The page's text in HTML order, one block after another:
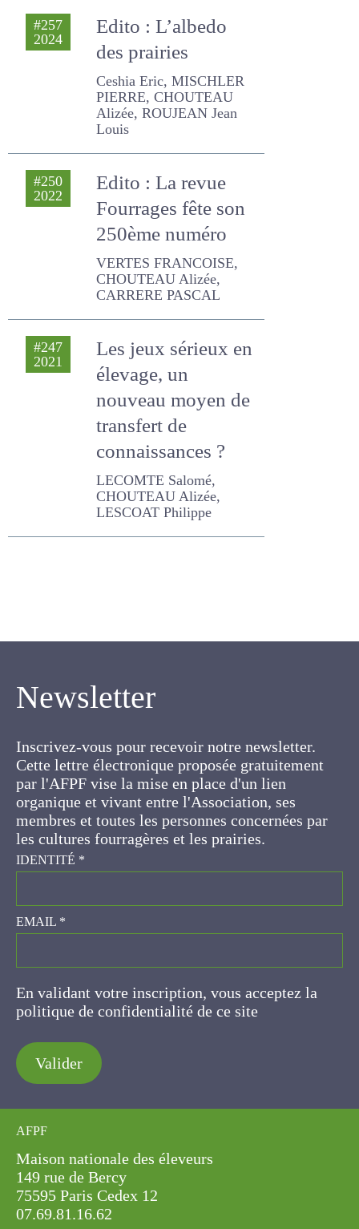
2024
prairies
Ceshia Eric, MISCHLER
PIERRE, CHOUTEAU Alizée,
ROUJEAN Jean Louis
Edito : La revue
Fourrages fête son
250ème numéro
VERTES FRANCOISE,
CHOUTEAU Alizée,
CARRERE PASCAL
Les jeux sérieux en
élevage, un
nouveau moyen de
transfert de
connaissances ?
LECOMTE Salomé,
CHOUTEAU Alizée,
LESCOAT Philippe
Inscrivez-vous pour recevoir notre newsletter.
gratuitement par l'AFPF vise la mise en place
d'un lien organique et vivant entre l'Association,
ses membres et toutes les personnes
concernées par les cultures fourragères et les
prairies.
IDENTITÉ*
EMAIL*
politique de confidentialité de ce site
149 rue de Bercy
75595 Paris Cedex 12
07.69.81.16.62